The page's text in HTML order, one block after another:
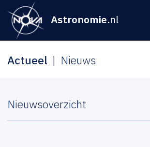
Astronomie.nl
Actueel Nieuws
Nieuwsoverzicht